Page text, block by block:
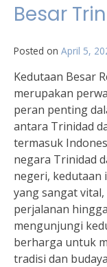
Besar
Posted on April 5,
Kedutaan Besar
merupakan
peran penting
antara Trinidad
termasuk
negara Trinidad
negeri, kedutaan
yang sangat
perjalanan
mengunjungi
berharga untuk
tradisi dan